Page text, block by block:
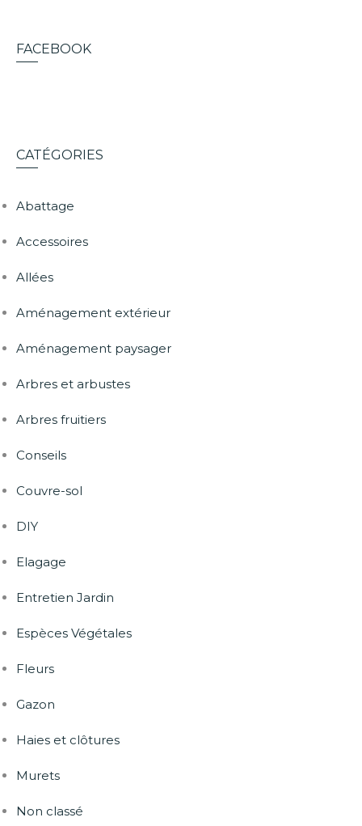
FACEBOOK
CATÉGORIES
Abattage
Accessoires
Allées
Aménagement extérieur
Aménagement paysager
Arbres et arbustes
Arbres fruitiers
Conseils
Couvre-sol
DIY
Elagage
Entretien Jardin
Espèces Végétales
Fleurs
Gazon
Haies et clôtures
Murets
Non classé